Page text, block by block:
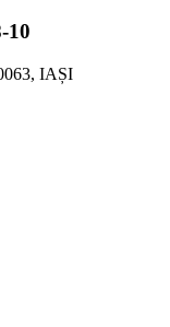
10
IAȘI